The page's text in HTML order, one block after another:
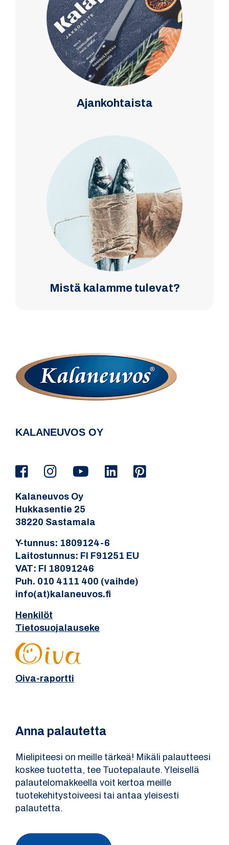
Ajankohtaista
Mistä kalamme tulevat?
KALANEUVOS OY
Kalaneuvos Oy
Hukkasentie 25
38220 Sastamala
Y-tunnus: 1809124-6
Laitostunnus: FI F91251 EU
VAT: FI 18091246
Puh. 010 4111 400 (vaihde)
info(at)kalaneuvos.fi
Henkilöt
Tietosuojalauseke
Oiva-raportti
Anna palautetta
Mielipiteesi on meille tärkeä! Mikäli palautteesi
koskee tuotetta, tee Tuotepalaute. Yleisellä
palautelomakkeella voit kertoa meille
tuotekehitystoiveesi tai antaa yleisesti
palautetta.